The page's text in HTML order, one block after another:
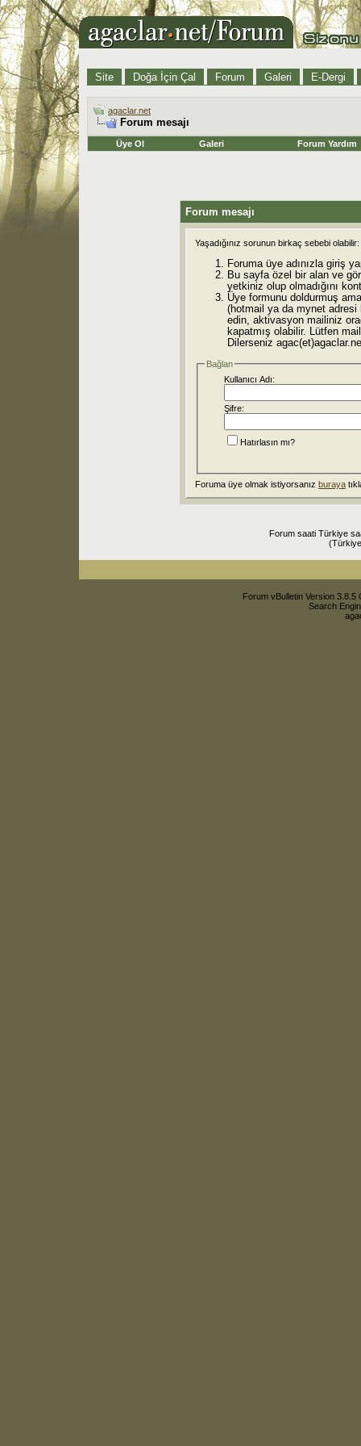
Site Doğa İçin Çal Forum Galeri E-Dergi
agaclar.net
Forum mesajı
Üye Ol Galeri Forum Yardım
Forum mesajı
Yaşadığınız sorunun birkaç sebebi olabilir:
Foruma üye adınızla giriş
Bu sayfa özel bir alan ve
yetkiniz olup olmadığını
Üye formunu doldurmuş
(hotmail ya da mynet adresi
edin, aktivasyon mailiniz
kapatmış olabilir. Lütfen
Dilerseniz
Bağlan
Kullanıcı Adı:
Şifre:
Hatırlasın mı?
Foruma üye olmak istiyorsanız buraya
Forum saati Türkiye
Forum vBulletin Version
Search